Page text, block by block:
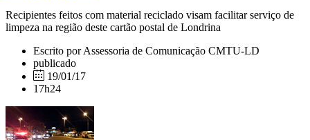
Recipientes feitos com material reciclado visam facilitar serviço de
limpeza na região deste cartão postal de Londrina
Escrito por Assessoria de Comunicação CMTU-LD
publicado
19/01/17
17h24